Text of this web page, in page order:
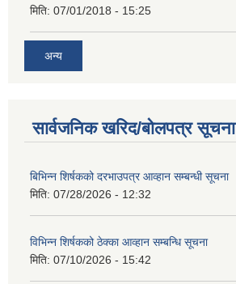
मिति: 07/01/2018 - 15:25
अन्य
सार्वजनिक खरिद/बोलपत्र सूचना
बिभिन्‍न शिर्षकको दरभाउपत्र आव्हान सम्बन्धी सूचना
मिति: 07/28/2026 - 12:32
विभिन्न शिर्षकको ठेक्का आव्हान सम्बन्धि सूचना
मिति: 07/10/2026 - 15:42